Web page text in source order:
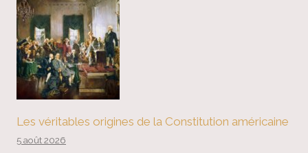
Les véritables origines de la Constitution américaine
5 août 2026